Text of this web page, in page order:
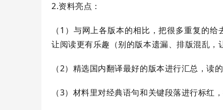
2.资料亮点：
（1）与网上各版本的相比，把很多重复的
让阅读更有乐趣（别的版本遗漏、排版混乱，
（2）精选国内翻译最好的版本进行汇总，读
（3）材料里对经典语句和关键段落进行标红